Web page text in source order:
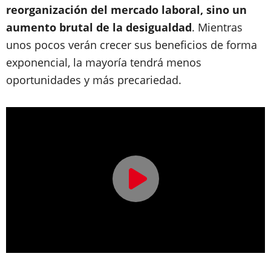
reorganización del mercado laboral, sino un
aumento brutal de la desigualdad. Mientras
unos pocos verán crecer sus beneficios de forma
exponencial, la mayoría tendrá menos
oportunidades y más precariedad.